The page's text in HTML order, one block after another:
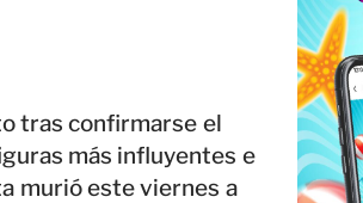
tras confirmarse el
más influyentes e
murió este viernes a